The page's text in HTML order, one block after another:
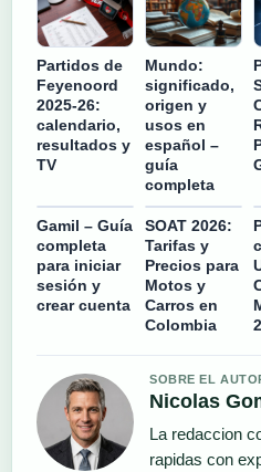
Partidos de
Feyenoord
2025-26:
calendario,
resultados y
TV
Mundo:
significado,
origen y
usos en
español –
guía
completa
Gamil – Guía
completa
para iniciar
sesión y
crear cuenta
SOAT 2026:
Tarifas y
Precios para
Motos y
Carros en
Colombia
SOBRE EL
Nicolas
La redaccion
rapidas con